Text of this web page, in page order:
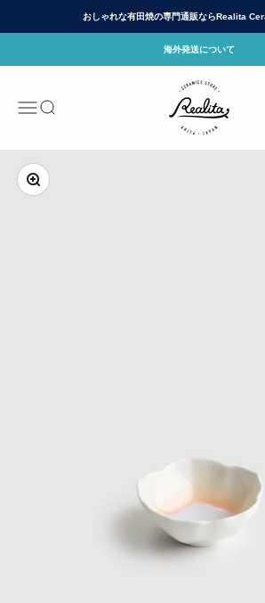
おしゃれな有田焼の専門通販ならRealita
海外発送について
メニュー
検索
有田焼(ありたや
ズームイン